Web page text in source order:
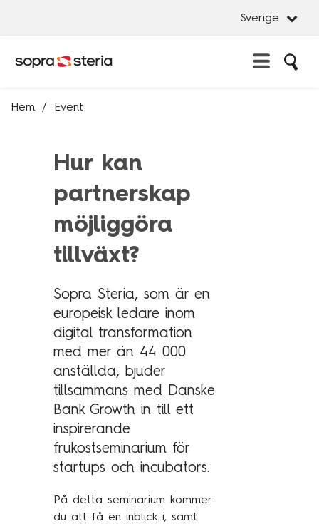
Sverige
Advisory Services
Cybersecurity
Data management & Insights
Innovation & Design
System Development
Technology Management
Branschexpertis
Energi
Hälsa & sjukvård
Telekom & media
Försvar & säkerhet
Belgien
Danmark
Frankrike
Luxemburg
Norge
Singapore
Spanien
Storbritannien
Tyskland
Hem Event
Hur kan
partnerskap
möjliggöra
tillväxt?
Sopra Steria, som är en
europeisk ledare inom
digital transformation
med mer än 44 000
anställda, bjuder
tillsammans med Danske
Bank Growth in till ett
inspirerande
frukostseminarium för
startups och incubators.
På detta seminarium kommer
du att få en inblick i, samt